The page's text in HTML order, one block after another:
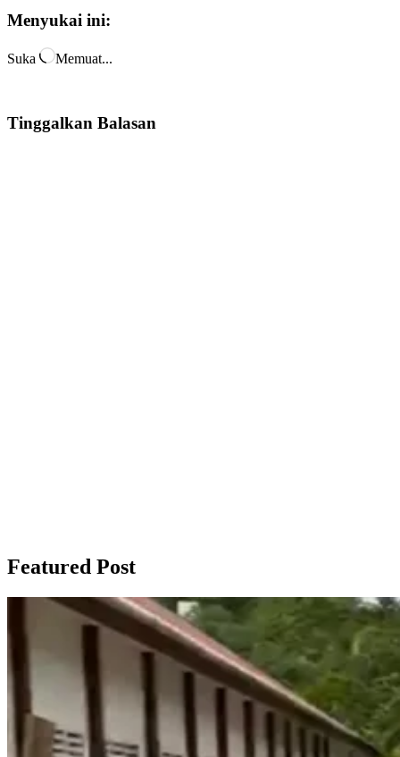
Menyukai ini:
Suka Memuat...
Tinggalkan Balasan
Featured Post